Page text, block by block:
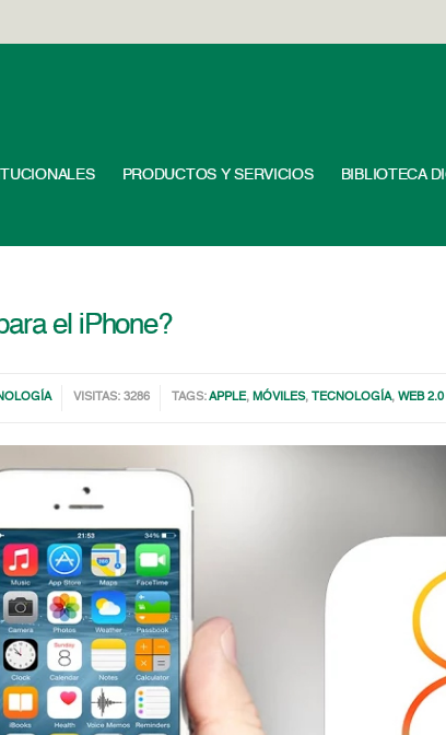
PRODUCTOS Y SERVICIOS BIBLIOTECA
el iPhone?
VISITAS: 3286 TAGS:APPLE, MÓVILES, TECNOLOGÍA,WEB 2.0